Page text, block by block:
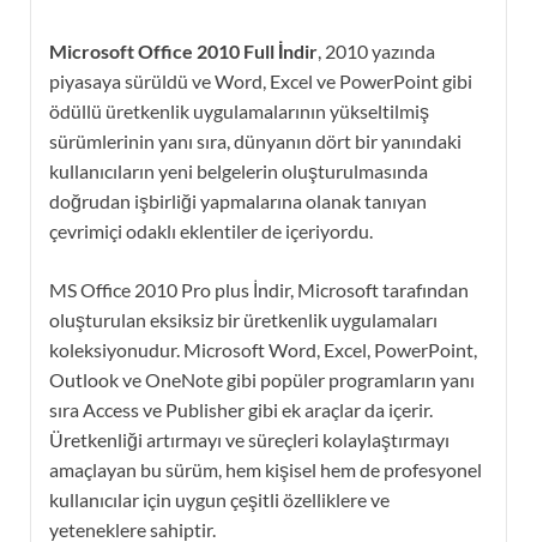
Microsoft Office 2010 Full İndir, 2010 yazında
piyasaya sürüldü ve Word, Excel ve PowerPoint gibi
ödüllü üretkenlik uygulamalarının yükseltilmiş
sürümlerinin yanı sıra, dünyanın dört bir yanındaki
kullanıcıların yeni belgelerin oluşturulmasında
doğrudan işbirliği yapmalarına olanak tanıyan
çevrimiçi odaklı eklentiler de içeriyordu.
MS Office 2010 Pro plus İndir, Microsoft tarafından
oluşturulan eksiksiz bir üretkenlik uygulamaları
koleksiyonudur. Microsoft Word, Excel, PowerPoint,
Outlook ve OneNote gibi popüler programların yanı
sıra Access ve Publisher gibi ek araçlar da içerir.
Üretkenliği artırmayı ve süreçleri kolaylaştırmayı
amaçlayan bu sürüm, hem kişisel hem de profesyonel
kullanıcılar için uygun çeşitli özelliklere ve
yeteneklere sahiptir.